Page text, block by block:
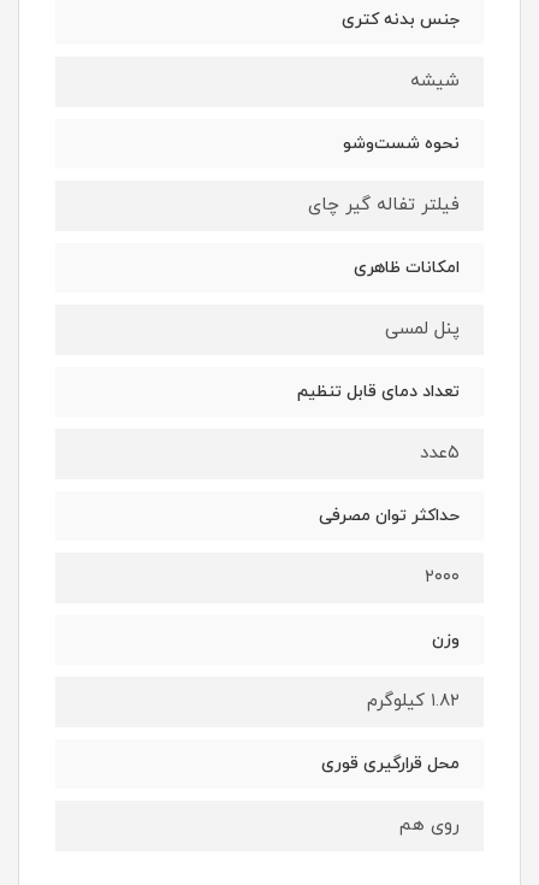
جنس بدنه‌ کتری
شیشه
نحوه شست‌وشو
فیلتر تفاله گیر چای
امکانات ظاهری
پنل لمسی
تعداد دمای قابل تنظیم
۵عدد
حداکثر توان مصرفی
۲۰۰۰
وزن
۱.۸۲ کیلوگرم
محل قرارگیری قوری
روی هم